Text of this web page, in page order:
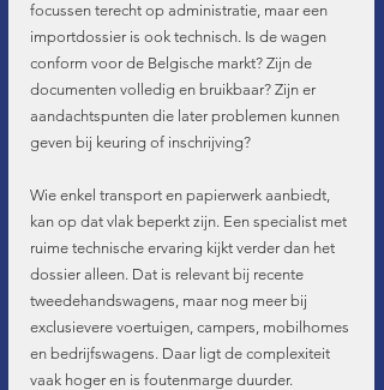
focussen terecht op administratie, maar een
importdossier is ook technisch. Is de wagen
conform voor de Belgische markt? Zijn de
documenten volledig en bruikbaar? Zijn er
aandachtspunten die later problemen kunnen
geven bij keuring of inschrijving?
Wie enkel transport en papierwerk aanbiedt,
kan op dat vlak beperkt zijn. Een specialist met
ruime technische ervaring kijkt verder dan het
dossier alleen. Dat is relevant bij recente
tweedehandswagens, maar nog meer bij
exclusievere voertuigen, campers, mobilhomes
en bedrijfswagens. Daar ligt de complexiteit
vaak hoger en is foutenmarge duurder.